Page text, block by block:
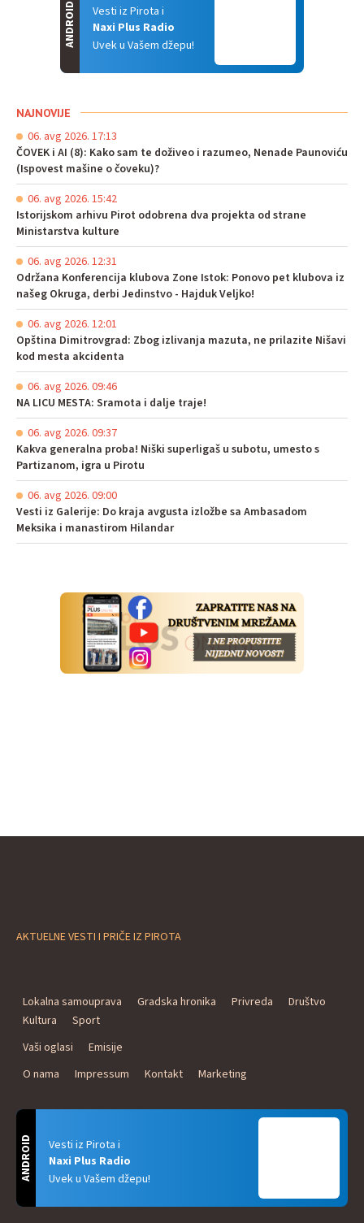
Vesti iz Pirota i
Naxi Plus Radio
Uvek u Vašem džepu!
ANDROID
NAJNOVIJE
06. avg 2026. 17:13
ČOVEK i AI (8): Kako sam te doživeo i razumeo, Nenade Paunoviću
(Ispovest mašine o čoveku)?
06. avg 2026. 15:42
Istorijskom arhivu Pirot odobrena dva projekta od strane
Ministarstva kulture
06. avg 2026. 12:31
Održana Konferencija klubova Zone Istok: Ponovo pet klubova iz
našeg Okruga, derbi Jedinstvo - Hajduk Veljko!
06. avg 2026. 12:01
Opština Dimitrovgrad: Zbog izlivanja mazuta, ne prilazite Nišavi
kod mesta akcidenta
06. avg 2026. 09:46
NA LICU MESTA: Sramota i dalje traje!
06. avg 2026. 09:37
Kakva generalna proba! Niški superligaš u subotu, umesto s
Partizanom, igra u Pirotu
06. avg 2026. 09:00
Vesti iz Galerije: Do kraja avgusta izložbe sa Ambasadom
Meksika i manastirom Hilandar
AKTUELNE VESTI I PRIČE IZ PIROTA
Lokalna samouprava Gradska hronika Privreda
Društvo
Kultura
Sport
Vaši oglasi
Emisije
O nama
Impressum Kontakt Marketing
Vesti iz Pirota i
Naxi Plus Radio
Uvek u Vašem džepu!
ANDROID